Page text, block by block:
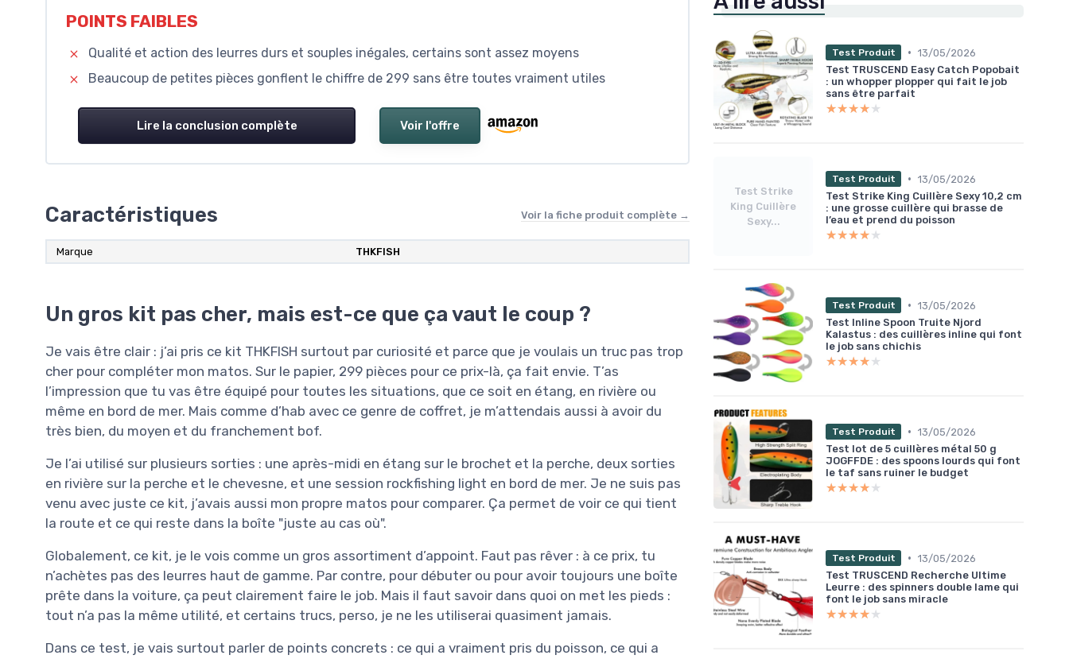
POINTS FAIBLES
Qualité et action des leurres durs et souples inégales, certains sont assez moyens
Beaucoup de petites pièces gonflent le chiffre de 299 sans être toutes vraiment utiles
Lire la conclusion complète Voir l'offre
Caractéristiques Voir la fiche produit complète →
Marque THKFISH
Un gros kit pas cher, mais est-ce que ça vaut le coup ?
Je vais être clair : j’ai pris ce kit THKFISH surtout par curiosité et parce que je voulais un truc pas trop
cher pour compléter mon matos. Sur le papier, 299 pièces pour ce prix-là, ça fait envie. T’as
l’impression que tu vas être équipé pour toutes les situations, que ce soit en étang, en rivière ou
même en bord de mer. Mais comme d’hab avec ce genre de coffret, je m’attendais aussi à avoir du
très bien, du moyen et du franchement bof.
Je l’ai utilisé sur plusieurs sorties : une après-midi en étang sur le brochet et la perche, deux sorties
en rivière sur la perche et le chevesne, et une session rockfishing light en bord de mer. Je ne suis pas
venu avec juste ce kit, j’avais aussi mon propre matos pour comparer. Ça permet de voir ce qui tient
la route et ce qui reste dans la boîte "juste au cas où".
Globalement, ce kit, je le vois comme un gros assortiment d’appoint. Faut pas rêver : à ce prix, tu
n’achètes pas des leurres haut de gamme. Par contre, pour débuter ou pour avoir toujours une boîte
prête dans la voiture, ça peut clairement faire le job. Mais il faut savoir dans quoi on met les pieds :
tout n’a pas la même utilité, et certains trucs, perso, je ne les utiliserai quasiment jamais.
Dans ce test, je vais surtout parler de points concrets : ce qui a vraiment pris du poisson, ce qui a
Test Produit • 13/05/2026
Test TRUSCEND Easy Catch Popobait
: un whopper plopper qui fait le job
sans être parfait
★★★★★
★★★★★
Test Strike
King Cuillère
Sexy...
Test Produit • 13/05/2026
Test Strike King Cuillère Sexy 10,2 cm
: une grosse cuillère qui brasse de
l’eau et prend du poisson
★★★★★
★★★★★
Test Produit • 13/05/2026
Test Inline Spoon Truite Njord
Kalastus : des cuillères inline qui font
le job sans chichis
★★★★★
★★★★★
Test Produit • 13/05/2026
Test lot de 5 cuillères métal 50 g
JOGFFDE : des spoons lourds qui font
le taf sans ruiner le budget
★★★★★
★★★★★
Test Produit • 13/05/2026
Test TRUSCEND Recherche Ultime
Leurre : des spinners double lame qui
font le job sans miracle
★★★★★
★★★★★